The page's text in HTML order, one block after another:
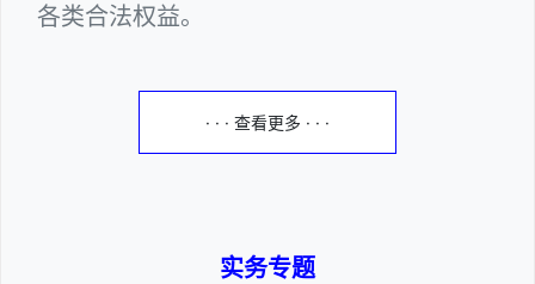
各类合法权益。
· · · 查看更多 · · ·
实务专题